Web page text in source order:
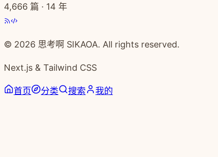
4,666 篇 · 14 年
© 2026 思考啊 SIKAOA. All rights reserved.
Next.js & Tailwind CSS
首页 分类 搜索 我的